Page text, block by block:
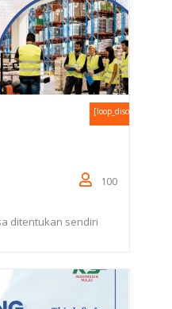
100
ditentukan sendiri